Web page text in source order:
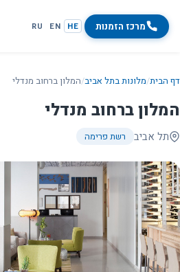
מרכז הזמנות HE
EN
RU
דף הבית/מלונות בתל אביב/המלון ברחוב מנדלי
המלון ברחוב מנדלי
תל אביב רשת פרימה